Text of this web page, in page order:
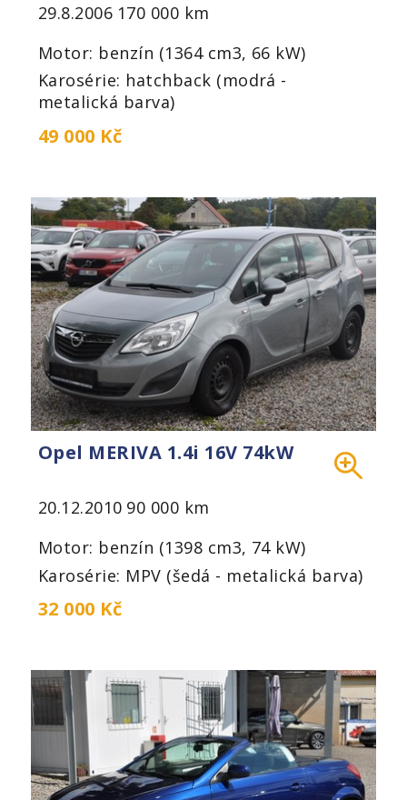
29.8.2006 170 000 km
Motor: benzín (1364 cm3, 66 kW)
Karosérie: hatchback (modrá -
metalická barva)
49 000 Kč
Opel MERIVA 1.4i 16V 74kW
20.12.2010 90 000 km
Motor: benzín (1398 cm3, 74 kW)
Karosérie: MPV (šedá - metalická barva)
32 000 Kč